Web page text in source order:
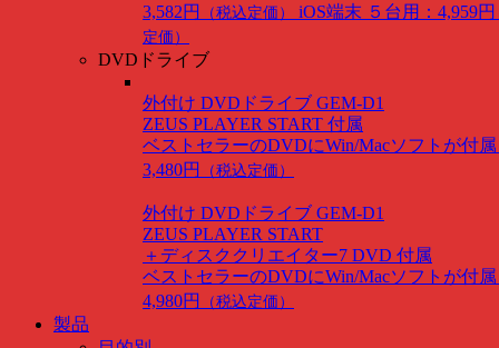
3,582円
（税込定価） iOS端末 ５台用：4,959円
定価）
DVDドライブ
外付け DVDドライブ GEM-D1
ZEUS PLAYER START 付属
ベストセラーのDVDにWin/Macソフトが付
3,480円
（税込定価）
外付け DVDドライブ GEM-D1
ZEUS PLAYER START
＋ディスククリエイター7 DVD 付属
ベストセラーのDVDにWin/Macソフトが付
4,980円
（税込定価）
製品